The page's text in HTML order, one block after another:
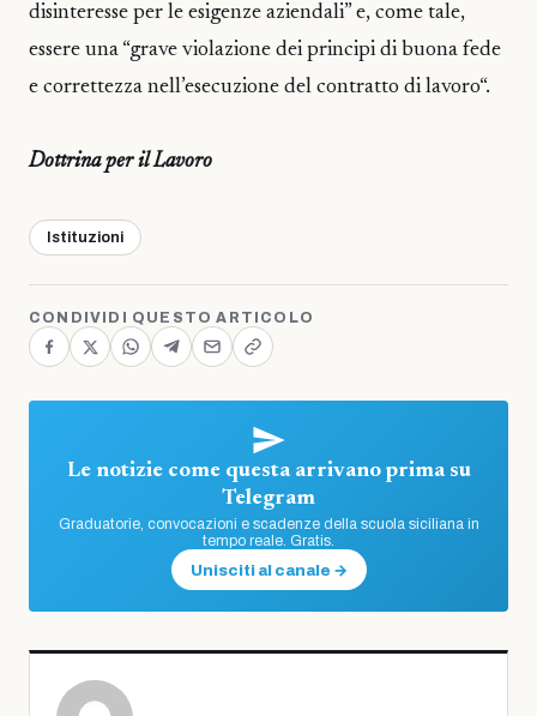
disinteresse per le esigenze aziendali” e, come tale,
essere una “grave violazione dei principi di buona fede
e correttezza nell’esecuzione del contratto di lavoro“.
Dottrina per il Lavoro
Istituzioni
CONDIVIDI QUESTO ARTICOLO
Le notizie come questa arrivano prima su
Telegram
Graduatorie, convocazioni e scadenze della scuola siciliana in
tempo reale. Gratis.
Unisciti al canale →